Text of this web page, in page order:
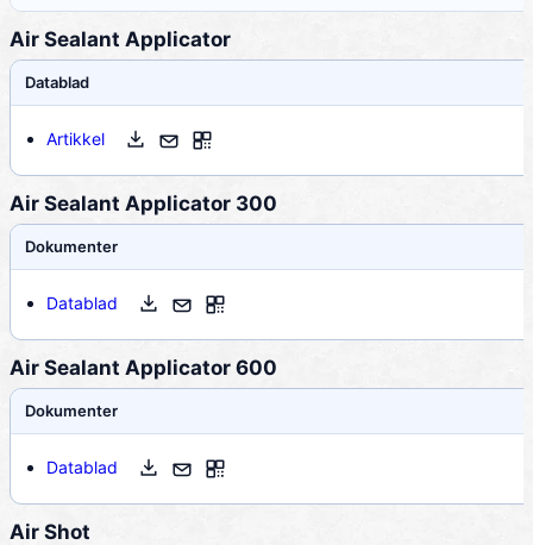
Air Sealant Applicator
Datablad
Artikkel
Air Sealant Applicator 300
Dokumenter
Datablad
Air Sealant Applicator 600
Dokumenter
Datablad
Air Shot